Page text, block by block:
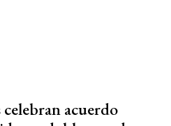
acuerdo